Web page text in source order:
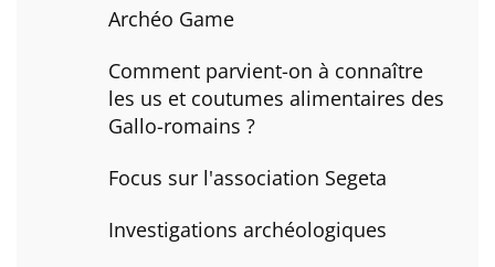
Archéo Game
Comment parvient-on à connaître
les us et coutumes alimentaires des
Gallo-romains ?
Focus sur l'association Segeta
Investigations archéologiques